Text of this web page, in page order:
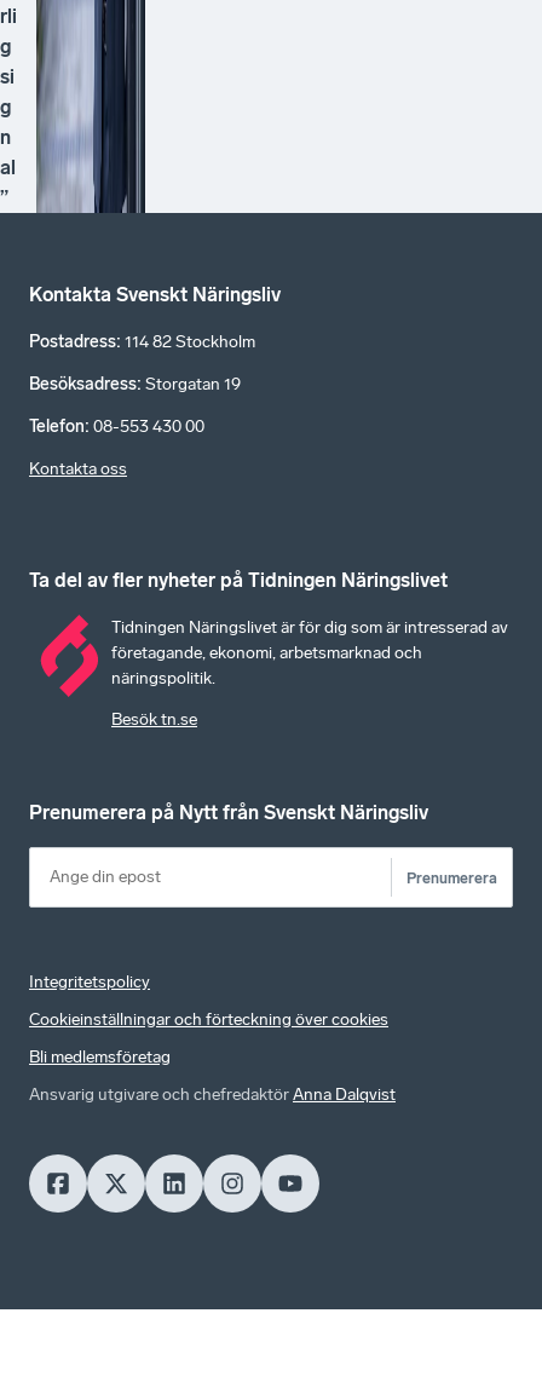
rli
g
si
g
n
al
”
Kontakta Svenskt Näringsliv
Postadress: 114 82 Stockholm
Besöksadress: Storgatan 19
Telefon: 08-553 430 00
Kontakta oss
Ta del av fler nyheter på Tidningen Näringslivet
Tidningen Näringslivet är för dig som är intresserad av
företagande, ekonomi, arbetsmarknad och
näringspolitik.
Besök tn.se
Prenumerera på Nytt från Svenskt Näringsliv
Prenumerera
Integritetspolicy
Cookieinställningar och förteckning över cookies
Bli medlemsföretag
Ansvarig utgivare och chefredaktörAnna Dalqvist